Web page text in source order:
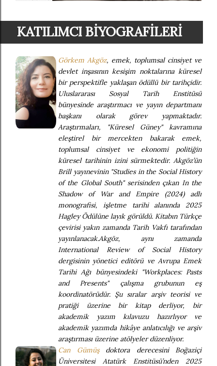
KATILIMCI BİYOGRAFİLERİ
Görkem Akgöz, emek, toplumsal cinsiyet ve
devlet inşasının kesişim noktalarına küresel
bir perspektifle yaklaşan ödüllü bir tarihçidir.
Uluslararası Sosyal Tarih Enstitüsü
bünyesinde araştırmacı ve yayın departmanı
başkanı olarak görev yapmaktadır.
Araştırmaları, "Küresel Güney" kavramına
eleştirel bir mercekten bakarak emek,
toplumsal cinsiyet ve ekonomi politiğin
küresel tarihinin izini sürmektedir. Akgöz’ün
Brill yayınevinin "Studies in the Social History
of the Global South" serisinden çıkan In the
Shadow of War and Empire (2024) adlı
monografisi, işletme tarihi alanında 2025
Hagley Ödülüne layık görüldü. Kitabın Türkçe
çevirisi yakın zamanda Tarih Vakfı tarafından
yayınlanacak.Akgöz, aynı zamanda
International Review of Social History
dergisinin yönetici editörü ve Avrupa Emek
Tarihi Ağı bünyesindeki "Workplaces: Pasts
and Presents" çalışma grubunun eş
koordinatörüdür. Şu sıralar arşiv teorisi ve
pratiği üzerine bir kitap derliyor, bir
akademik yazım kılavuzu hazırlıyor ve
akademik yazımda hikâye anlatıcılığı ve arşiv
araştırması üzerine atölyeler düzenliyor.
Can Gümüş doktora derecesini Boğaziçi
Üniversitesi Atatürk Enstitüsü’nden 2025